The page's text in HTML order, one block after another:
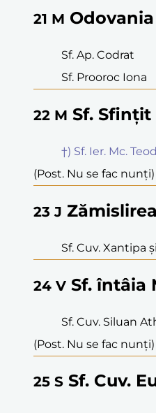
21 M
Sf. Ap. Codrat
Sf. Prooroc Iona
22 M Sf. Sfințit
†) Sf. Ier. Mc.
(Post. Nu se fac nunți)
23 J
Sf. Cuv. Xantipa
24 V Sf. întâia
Sf. Cuv. Siluan
(Post. Nu se fac nunți)
25 S Sf. Cuv.